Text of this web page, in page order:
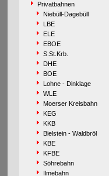
Privatbahnen
Niebüll-Dagebüll
LBE
ELE
EBOE
S.St.Krb.
DHE
BOE
Lohne - Dinklage
WLE
Moerser Kreisbahn
KEG
KKB
Bielstein - Waldbröl
KBE
KFBE
Söhrebahn
Ilmebahn